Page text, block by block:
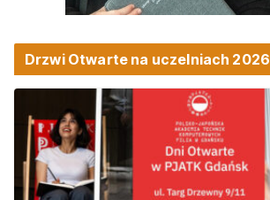
Drzwi Otwarte na uczelniach 2026